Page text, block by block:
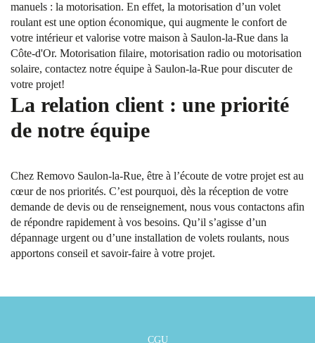
manuels : la motorisation. En effet, la motorisation d’un volet
roulant est une option économique, qui augmente le confort de
votre intérieur et valorise votre maison à Saulon-la-Rue dans la
Côte-d'Or. Motorisation filaire, motorisation radio ou motorisation
solaire, contactez notre équipe à Saulon-la-Rue pour discuter de
votre projet!
La relation client : une priorité
de notre équipe
Chez Removo Saulon-la-Rue, être à l’écoute de votre projet est au
cœur de nos priorités. C’est pourquoi, dès la réception de votre
demande de devis ou de renseignement, nous vous contactons afin
de répondre rapidement à vos besoins. Qu’il s’agisse d’un
dépannage urgent ou d’une installation de volets roulants, nous
apportons conseil et savoir-faire à votre projet.
CGU